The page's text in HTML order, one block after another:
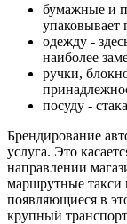
бумажные и
упаковывает
одежду -
наиболее
ручки,
посуду -
Брендирование
услуга. Это
направлении
маршрутные такси
появляющиеся в
крупный